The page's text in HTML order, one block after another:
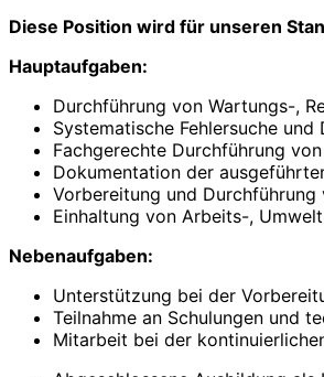
Diese Position wird für unseren
Hauptaufgaben:
Durchführung von Wartungs-,
Systematische Fehlersuche
Fachgerechte Durchführung
Dokumentation der
Vorbereitung und
Einhaltung von Arbeits-,
Nebenaufgaben:
Unterstützung bei der
Teilnahme an Schulungen und
Mitarbeit bei der